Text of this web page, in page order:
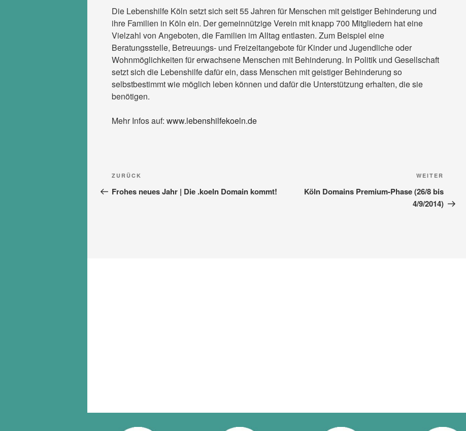
Die Lebenshilfe Köln setzt sich seit 55 Jahren für Menschen mit geistiger Behinderung und
ihre Familien in Köln ein. Der gemeinnützige Verein mit knapp 700 Mitgliedern hat eine
Vielzahl von Angeboten, die Familien im Alltag entlasten. Zum Beispiel eine
Beratungsstelle, Betreuungs- und Freizeitangebote für Kinder und Jugendliche oder
Wohnmöglichkeiten für erwachsene Menschen mit Behinderung. In Politik und Gesellschaft
setzt sich die Lebenshilfe dafür ein, dass Menschen mit geistiger Behinderung so
selbstbestimmt wie möglich leben können und dafür die Unterstützung erhalten, die sie
benötigen.
Mehr Infos auf: www.lebenshilfekoeln.de
Beitragsnavigation
Vorheriger
Beitrag
ZURÜCK
Frohes neues Jahr | Die .koeln Domain kommt!
Beitrag
WEITER
Köln Domains Premium-Phase (26/8 bis
4/9/2014)